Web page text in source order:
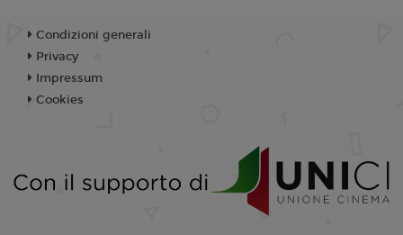
Condizioni generali
Privacy
Impressum
Cookies